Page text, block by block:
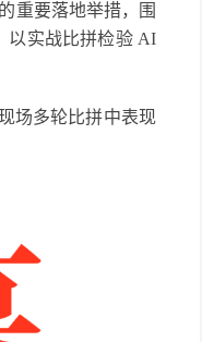
重要落地举措，围
以实战比拼检验 AI
场多轮比拼中表现